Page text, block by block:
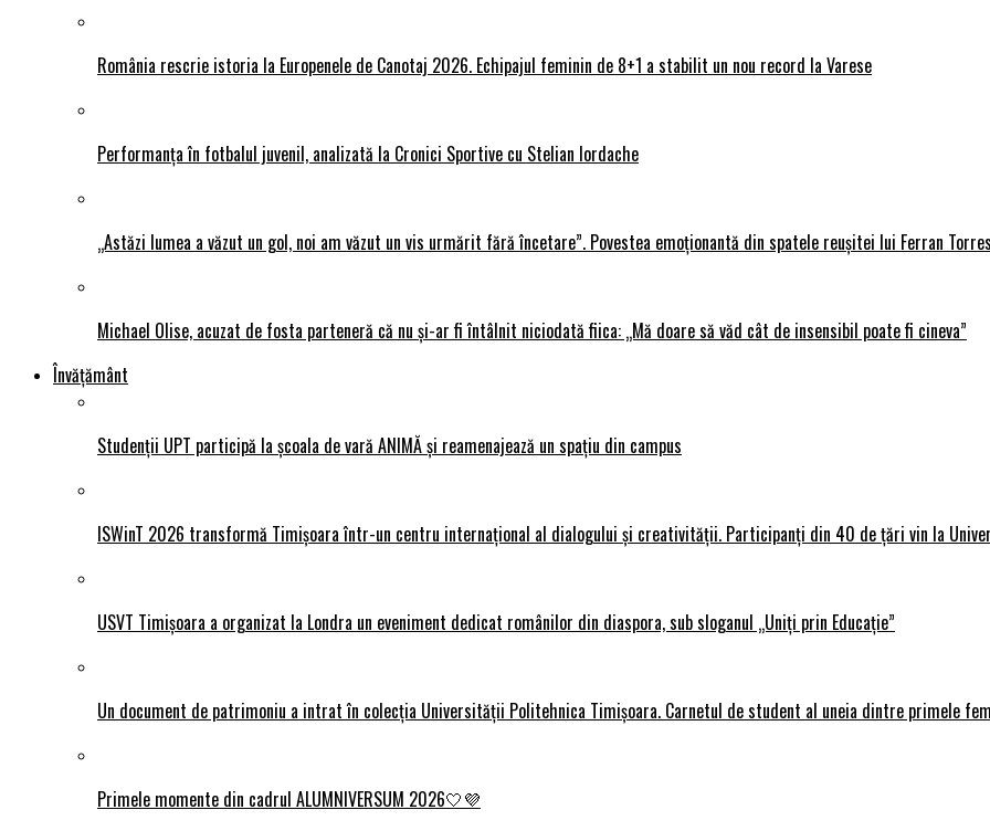
România rescrie istoria la Europenele de Canotaj 2026. Echipajul feminin de 8+1 a stabilit un nou record la Varese
Performanța în fotbalul juvenil, analizată la Cronici Sportive cu Stelian Iordache
„Astăzi lumea a văzut un gol, noi am văzut un vis urmărit fără încetare”. Povestea emoționantă din spatele reușitei lui Ferran
Michael Olise, acuzat de fosta parteneră că nu și-ar fi întâlnit niciodată fiica: „Mă doare să văd cât de insensibil poate fi cineva”
Învățământ
Studenții UPT participă la școala de vară ANIMĂ și reamenajează un spațiu din campus
ISWinT 2026 transformă Timișoara într-un centru internațional al dialogului și creativității. Participanți din 40 de țări vin la
USVT Timișoara a organizat la Londra un eveniment dedicat românilor din diaspora, sub sloganul „Uniți prin Educație”
Un document de patrimoniu a intrat în colecția Universității Politehnica Timișoara. Carnetul de student al uneia dintre primele
Primele momente din cadrul ALUMNIVERSUM 2026🤍💜